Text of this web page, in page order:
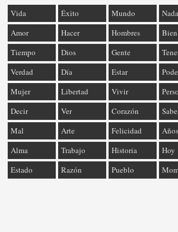
Vida Éxito Mundo
Nada
Amor
Hacer Hombres
Bien
Tiempo
Dios Gente
Verdad
Día Estar
Mujer
Libertad Vivir
Decir
Ver Corazón
Mal
Arte Felicidad
Años
Alma
Trabajo Historia
Hoy
Estado
Razón Pueblo